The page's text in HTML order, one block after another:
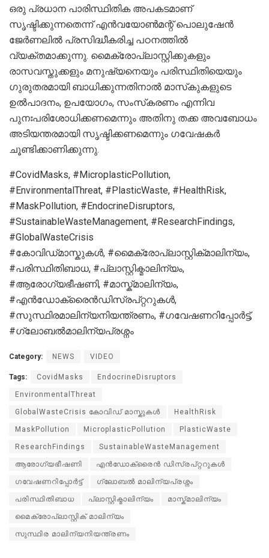
ഒരു പ്രധാന പാരിസ്ഥിതിക അപകടമാണ്
സൃഷ്ടിക്കുന്നതെന്ന് എൻവയോൺമന്റ് പൊലുഷേൻ
ജേർണലിൽ പ്രസിദ്ധീകരിച്ച പഠനത്തിൽ
വ്യക്തമാക്കുന്നു. മൈക്രോപ്ലാസ്റ്റിക്കുകളും
രാസവസ്തുക്കളും മനുഷ്യനെയും പരിസ്ഥിതിയെയും
ഗുരുതരമായി ബാധിക്കുന്നതിനാൽ മാസ്‌കുകളുടെ
ഉൽപാദനം, ഉപയോഗം, സംസ്‌കരണം എന്നിവ
പുനഃപരിശോധിക്കണമെന്നും അതിനു തക്ക അവബോധം
അടിയന്തരമായി സൃഷ്ടിക്കണമെന്നും ഗവേഷകർ
ചൂണ്ടിക്കാണിക്കുന്നു.
#CovidMasks, #MicroplasticPollution,
#EnvironmentalThreat, #PlasticWaste, #HealthRisk,
#MaskPollution, #EndocrineDisruptors,
#SustainableWasteManagement, #ResearchFindings,
#GlobalWasteCrisis
#കോവിഡ്‌മാസ്കുകൾ, #മൈക്രോപ്ലാസ്റ്റിക്‌മാലിന്യം,
#പരിസ്ഥിതിബാധ, #പ്ലാസ്റ്റിക്മാലിന്യം,
#ആരോഗ്യഭീഷണി, #മാസ്ക്മാലിന്യം,
#എൻഡോക്രൈൻഡിസ്രപ്റ്ററുകൾ,
#സുസ്ഥിരമാലിന്യനിയന്ത്രണം, #ഗവേഷണറിപ്പോർട്ട്,
#ഗ്ലോബൽമാലിന്യപ്രശ്നം
Category: NEWS VIDEO
Tags: CovidMasks EndocrineDisruptors
EnvironmentalThreat
GlobalWasteCrisis കോവിഡ് മാസ്കുകൾ HealthRisk
MaskPollution MicroplasticPollution PlasticWaste
ResearchFindings SustainableWasteManagement
ആരോഗ്യഭീഷണി എൻഡോക്രൈൻ ഡിസ്രപ്റ്ററുകൾ
ഗവേഷണറിപ്പോർട്ട് ഗ്ലോബൽ മാലിന്യപ്രശ്നം
പരിസ്ഥിതിബാധ പ്ലാസ്റ്റിക്മാലിന്യം മാസ്ക്മാലിന്യം
മൈക്രോപ്ലാസ്റ്റിക് മാലിന്യം
സുസ്ഥിര മാലിന്യനിയന്ത്രണം